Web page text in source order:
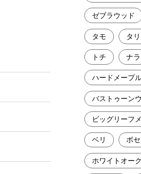
ゼブラウッド
タモ タリ
トチ ナラ
ハードメープ
バストゥーン
ビッグリーフ
ベリ ボセ
ホワイトオーク